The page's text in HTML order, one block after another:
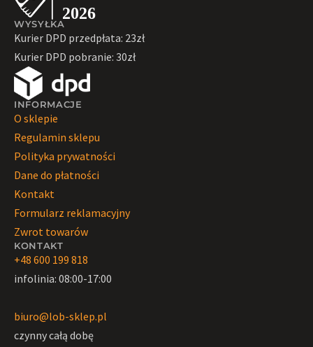
WYSYŁKA
Kurier DPD przedpłata: 23zł
Kurier DPD pobranie: 30zł
INFORMACJE
O sklepie
Regulamin sklepu
Polityka prywatności
Dane do płatności
Kontakt
Formularz reklamacyjny
Zwrot towarów
KONTAKT
+48 600 199 818
infolinia: 08:00-17:00
biuro@lob-sklep.pl
czynny całą dobę